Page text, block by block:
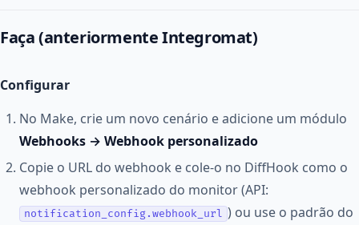
Faça (anteriormente Integromat)
Configurar
No Make, crie um novo cenário e adicione um módulo
Webhooks → Webhook personalizado
Copie o URL do webhook e cole-o no DiffHook como o
webhook personalizado do monitor (API:
notification_config.webhook_url ) ou use o padrão do